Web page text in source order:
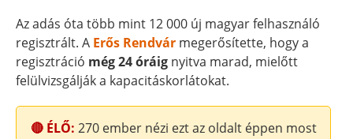
Az adás óta több mint 12 000 új magyar felhasználó
regisztrált. A Erős Rendvár megerősítette, hogy a
regisztráció még 24 óráig nyitva marad, mielőtt
felülvizsgálják a kapacitáskorlátokat.
🔴 ÉLŐ: 270ember nézi ezt az oldalt éppen most